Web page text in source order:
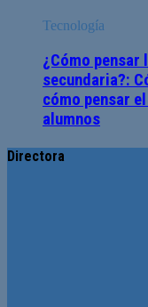
Tecnología
¿Cómo pensar
secundaria?:
cómo pensar
alumnos
Directora